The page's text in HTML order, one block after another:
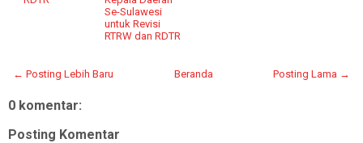
Se-Sulawesi
untuk Revisi
RTRW dan RDTR
← Posting Lebih Baru Posting Lama →
Beranda
0 komentar:
Posting Komentar